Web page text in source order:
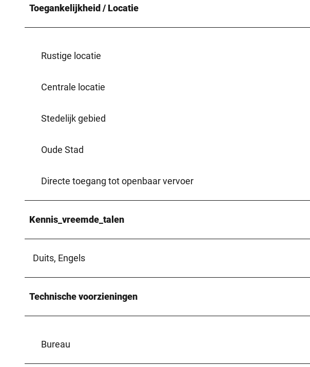
Toegankelijkheid / Locatie
Rustige locatie
Centrale locatie
Stedelijk gebied
Oude Stad
Directe toegang tot openbaar vervoer
Kennis_vreemde_talen
Duits, Engels
Technische voorzieningen
Bureau